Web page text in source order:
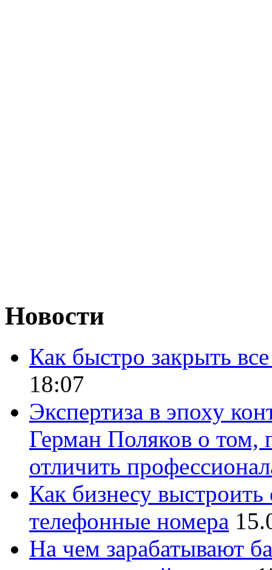
Новости
Как быстро закрыть
18:07
Экспертиза в эпоху
Герман Поляков о том,
отличить
Как бизнесу
телефонные номера
На чем зарабатывают